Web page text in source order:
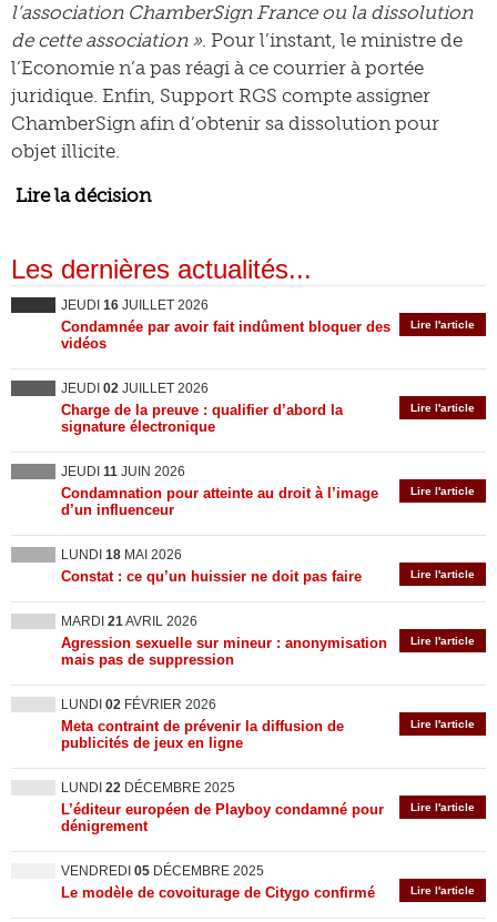
l’association ChamberSign France ou la dissolution
de cette association ». Pour l’instant, le ministre de
l’Economie n’a pas réagi à ce courrier à portée
juridique. Enfin, Support RGS compte assigner
ChamberSign afin d’obtenir sa dissolution pour
objet illicite.
Lire la décision
Les dernières actualités...
JEUDI 16 JUILLET 2026
Lire l'article
Condamnée par avoir fait indûment bloquer des
vidéos
JEUDI 02 JUILLET 2026
Lire l'article
Charge de la preuve : qualifier d’abord la
signature électronique
JEUDI 11 JUIN 2026
Lire l'article
Condamnation pour atteinte au droit à l’image
d’un influenceur
LUNDI 18 MAI 2026
Lire l'article
Constat : ce qu’un huissier ne doit pas faire
MARDI 21AVRIL 2026
Lire l'article
Agression sexuelle sur mineur : anonymisation
mais pas de suppression
LUNDI 02 FÉVRIER 2026
Lire l'article
Meta contraint de prévenir la diffusion de
publicités de jeux en ligne
LUNDI 22 DÉCEMBRE 2025
Lire l'article
L’éditeur européen de Playboy condamné pour
dénigrement
VENDREDI 05 DÉCEMBRE 2025
Lire l'article
Le modèle de covoiturage de Citygo confirmé